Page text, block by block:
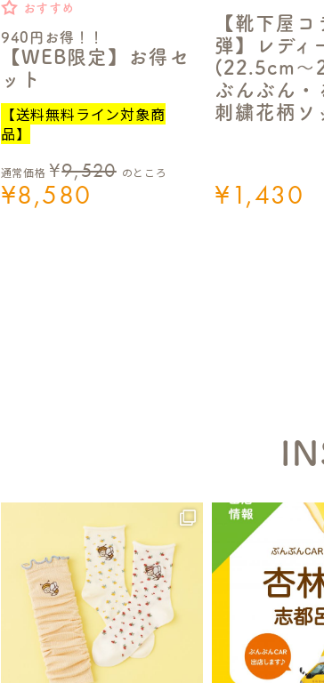
940円お得！！
【WEB限定】お得セ
ット
おすすめ
通常価格 ¥9,520 のところ
¥8,580
【送料無料ライン対象商
品】
【靴下屋
弾】レディ
(22.5cm～
ぶんぶん・
刺繍花柄ソ
¥1,430